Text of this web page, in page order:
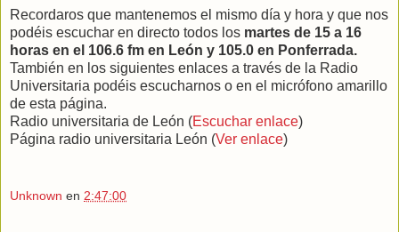
Recordaros que mantenemos el mismo día y hora y que nos
podéis escuchar en directo todos los martes de 15 a 16
horas en el 106.6 fm en León y 105.0 en Ponferrada.
También en los siguientes enlaces a través de la Radio
Universitaria podéis escucharnos o en el micrófono amarillo
de esta página.
Radio universitaria de León (Escuchar enlace)
Página radio universitaria León (Ver enlace)
Unknown en 2:47:00